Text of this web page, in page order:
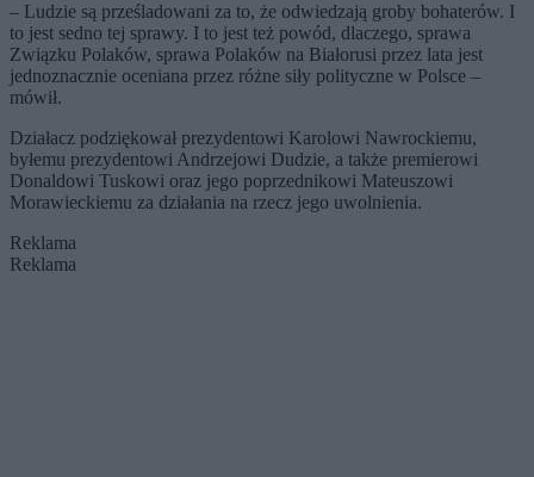
– Ludzie są prześladowani za to, że odwiedzają groby bohaterów. I
to jest sedno tej sprawy. I to jest też powód, dlaczego, sprawa
Związku Polaków, sprawa Polaków na Białorusi przez lata jest
jednoznacznie oceniana przez różne siły polityczne w Polsce –
mówił.
Działacz podziękował prezydentowi Karolowi Nawrockiemu,
byłemu prezydentowi Andrzejowi Dudzie, a także premierowi
Donaldowi Tuskowi oraz jego poprzednikowi Mateuszowi
Morawieckiemu za działania na rzecz jego uwolnienia.
Reklama
Reklama